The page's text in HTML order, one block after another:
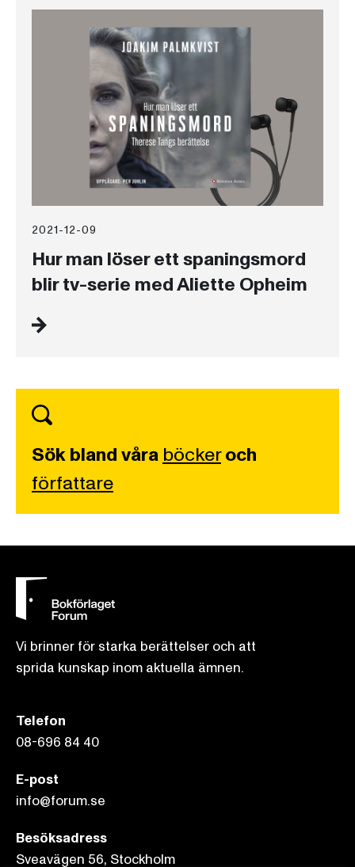
2021-12-09
Hur man löser ett spaningsmord
blir tv-serie med Aliette Opheim
Sök bland våra böckeroch
författare
Vi brinner för starka berättelser och att
sprida kunskap inom aktuella ämnen.
Telefon
08-696 84 40
E-post
info@forum.se
Besöksadress
Sveavägen 56, Stockholm